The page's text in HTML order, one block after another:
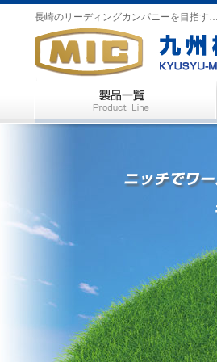
長崎のリーディングカンパニーを目指